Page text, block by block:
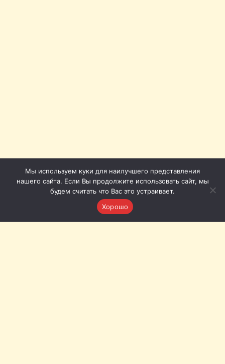
Мы используем куки для наилучшего представления
нашего сайта. Если Вы продолжите использовать сайт, мы
будем считать что Вас это устраивает.
Хорошо